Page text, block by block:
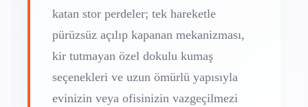
katan stor perdeler; tek hareketle
pürüzsüz açılıp kapanan mekanizması,
kir tutmayan özel dokulu kumaş
seçenekleri ve uzun ömürlü yapısıyla
evinizin veya ofisinizin vazgeçilmezi